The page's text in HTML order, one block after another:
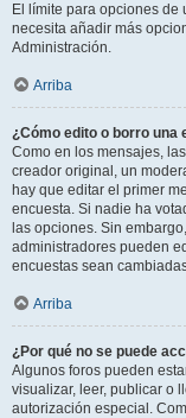
El límite para opciones de
necesita añadir más
Administración.
Arriba
¿Cómo edito o borro una
Como en los mensajes,
creador original, un
hay que editar el primer
encuesta. Si nadie ha
las opciones. Sin
administradores pueden
encuestas sean
Arriba
¿Por qué no se puede
Algunos foros pueden
visualizar, leer, publicar o
autorización especial.